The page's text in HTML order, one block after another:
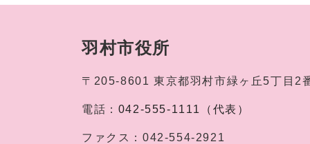
羽村市役所
〒205-8601 東京都羽村市緑ヶ丘5丁目2
電話： 042-555-1111（代表）
ファクス： 042-554-2921